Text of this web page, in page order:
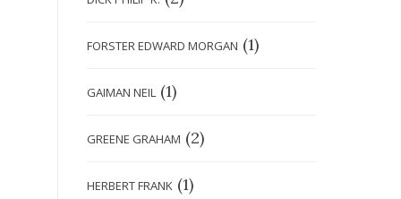
FORSTER EDWARD MORGAN (1)
GAIMAN NEIL (1)
GREENE GRAHAM (2)
HERBERT FRANK (1)